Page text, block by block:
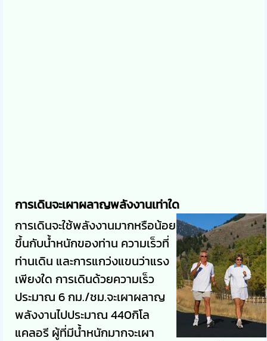
การเดินจะเผาผลาญพลังงานเท่าใด
การเดินจะใช้พลังงานมากหรือน้อย
ขึ้นกับน้ำหนักของท่าน ความเร็วที่
ท่านเดิน และการแกว่งแขนว่าแรง
เพียงใด การเดินด้วยความเร็ว
ประมาณ 6 กม./ชม.จะเผาผลาญ
พลังงานไปประมาณ 440กิโล
แคลอรี ผู้ที่มีน้ำหนักมากจะเผา